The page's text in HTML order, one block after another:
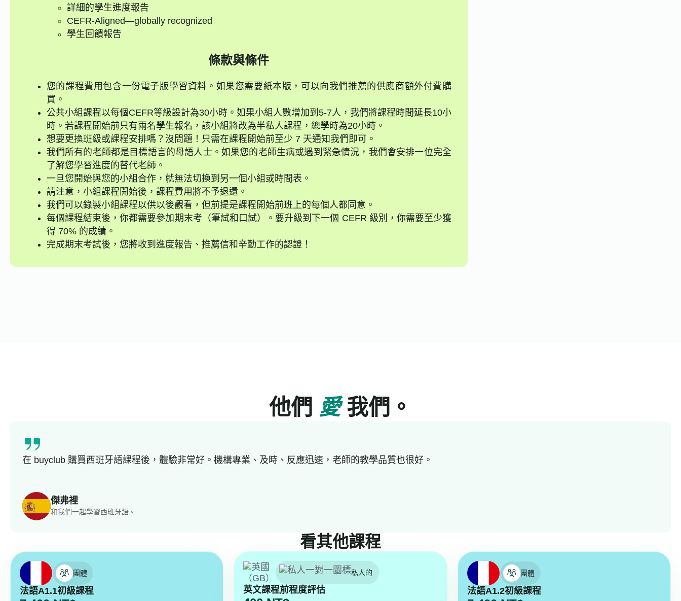
詳細的學生進度報告
CEFR-Aligned—globally recognized
學生回饋報告
條款與條件
您的課程費用包含一份電子版學習資料。如果您需要紙本版，可以向我們推薦的供應商額外付費購
買。
公共小組課程以每個CEFR等級設計為30小時。如果小組人數增加到5-7人，我們將課程時間延長10小
時。若課程開始前只有兩名學生報名，該小組將改為半私人課程，總學時為20小時。
想要更換班級或課程安排嗎？沒問題！只需在課程開始前至少 7 天通知我們即可。
我們所有的老師都是目標語言的母語人士。如果您的老師生病或遇到緊急情況，我們會安排一位完全
了解您學習進度的替代老師。
一旦您開始與您的小組合作，就無法切換到另一個小組或時間表。
請注意，小組課程開始後，課程費用將不予退還。
我們可以錄製小組課程以供以後觀看，但前提是課程開始前班上的每個人都同意。
每個課程結束後，你都需要參加期末考（筆試和口試）。要升級到下一個 CEFR 級別，你需要至少獲
得 70% 的成績。
完成期末考試後，您將收到進度報告、推薦信和辛勤工作的認證！
他們 愛我們。
傑弗裡
和我們一起學習西班牙語。
在 buyclub 購買西班牙語課程後，體驗非常好。機構專業、及時、反應迅速，老師的教學品質也很好。
看其他課程
團體
法語A1.1初級課程
私人的
英文課程前程度評估
團體
法語A1.2初級課程